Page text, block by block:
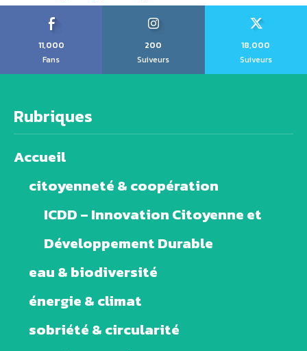
11,000
Fans
200
Suiveurs
18,000
Suiveurs
Rubriques
Accueil
citoyenneté & coopération
ICDD – Innovation Citoyenne et
Développement Durable
eau & biodiversité
énergie & climat
sobriété & circularité